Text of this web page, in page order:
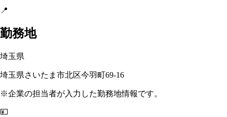
📍
勤務地
埼玉県
埼玉県さいたま市北区今羽町69-16
※企業の担当者が入力した勤務地情報です。
💴